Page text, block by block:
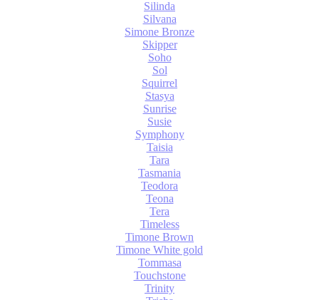
Silinda
Silvana
Simone Bronze
Skipper
Soho
Sol
Squirrel
Stasya
Sunrise
Susie
Symphony
Taisia
Tara
Tasmania
Teodora
Teona
Tera
Timeless
Timone Brown
Timone White gold
Tommasa
Touchstone
Trinity